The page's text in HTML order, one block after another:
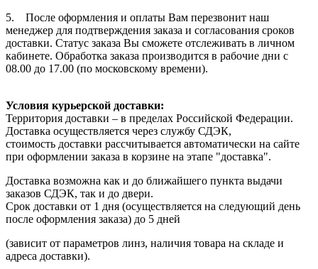
5. После оформления и оплаты Вам перезвонит наш
менеджер для подтверждения заказа и согласования сроков
доставки. Статус заказа Вы сможете отслеживать в личном
кабинете. Обработка заказа производится в рабочие дни с
08.00 до 17.00 (по московскому времени).
Условия курьерской доставки:
Территория доставки – в пределах Российской Федерации.
Доставка осуществляется через службу СДЭК,
стоимость доставки рассчитывается автоматически на сайте
при оформлении заказа в корзине на этапе "доставка".
Доставка возможна как и до ближайшего пункта выдачи
заказов СДЭК, так и до двери.
Срок доставки от 1 дня (осуществляется на следующий день
после оформления заказа) до 5 дней
(зависит от параметров линз, наличия товара на складе и
адреса доставки).